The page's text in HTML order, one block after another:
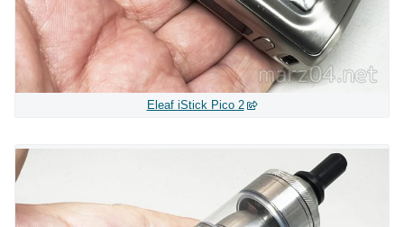
Eleaf iStick Pico 2